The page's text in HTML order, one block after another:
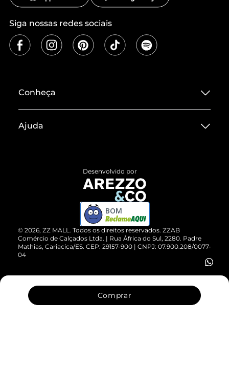
Comprar
Siga nossas redes sociais
Conheça
Termos de Uso
ZZ MALL é confiável
Cartão Presente
Vendas Corporativas
Ajuda
Devolução do Produto
Compre pelo WhatsApp
© 2026, ZZ MALL. Todos os direitos reservados. ZZAB
Comércio de Calçados Ltda. | Rua África do Sul, 2280. Padre
Mathias, Cariacica/ES. CEP: 29157-900 | CNPJ: 07.900.208/0077-
04
Desenvolvido por
BOM